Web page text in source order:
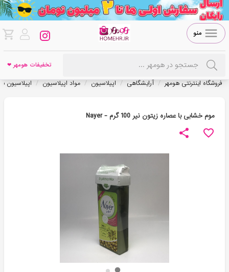
منو
تخفیفات هومهر ❤
فروشگاه اینترنتی هومهر / آرایشگاهی / اپیلاسیون / مواد اپیلاسیون / اپیلاسیون
موم خشابی با عصاره زیتون نیر 100 گرم - Nayer